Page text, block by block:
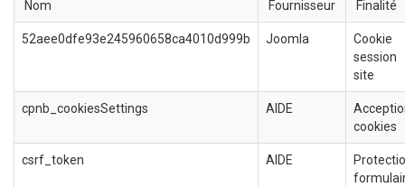
Nom Fournisseur Finalité
52aee0dfe93e245960658ca4010d999b Joomla
site
cpnb_cookiesSettings AIDE
cookies
csrf_token AIDE